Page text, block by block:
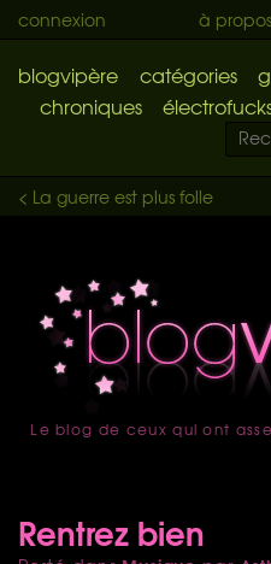
connexion à propos
blogvipère catégories
chroniques
< La guerre est plus folle
accueil
Le blog de ceux qui ont
Rentrez bien